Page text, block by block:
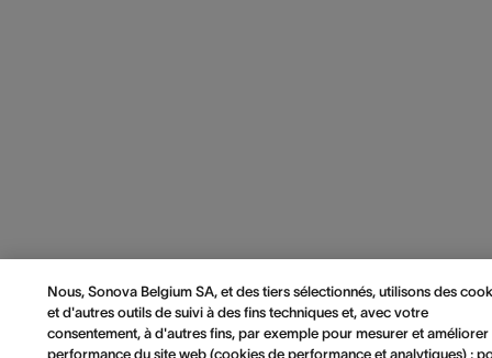
Nous, Sonova Belgium SA, et des tiers sélectionnés, utilisons des
et d'autres outils de suivi à des fins techniques et, avec votre
consentement, à d'autres fins, par exemple pour mesurer et améliorer
performance du site web (cookies de performance et analytiques) ;